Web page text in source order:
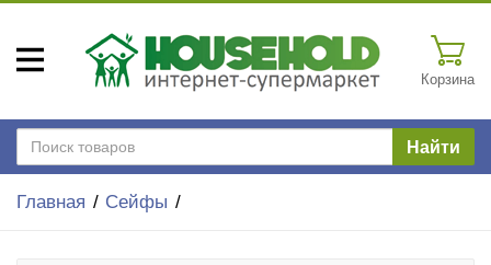
Корзина
Найти
Главная Сейфы